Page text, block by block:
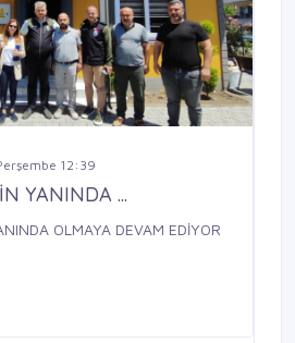
12:39
YANINDA ...
OLMAYA DEVAM EDİYOR